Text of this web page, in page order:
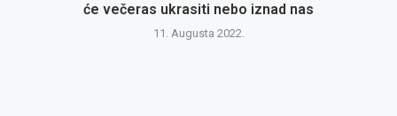
će večeras ukrasiti nebo iznad nas
11. Augusta 2022.